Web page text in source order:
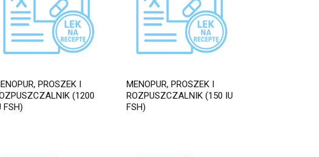
PROSZEK I
(1200
FSH)
MENOPUR, PROSZEK I
ROZPUSZCZALNIK (150 IU
FSH)